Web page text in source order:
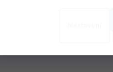
s.r.o.